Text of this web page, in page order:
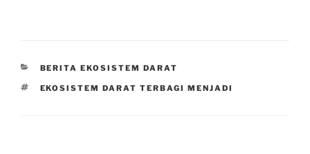
CATEGORIES
BERITA EKOSISTEM DARAT
TAGS
EKOSISTEM DARAT TERBAGI MENJADI